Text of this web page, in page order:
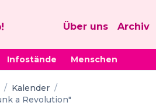
Über uns Archiv
Infostände Menschen
/ Kalender /
a Revolution"